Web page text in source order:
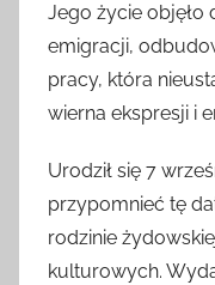
Jego życie objęło
emigracji,
pracy, która
wierna ekspresji i
Urodził się 7
przypomnieć tę
rodzinie
kulturowych.